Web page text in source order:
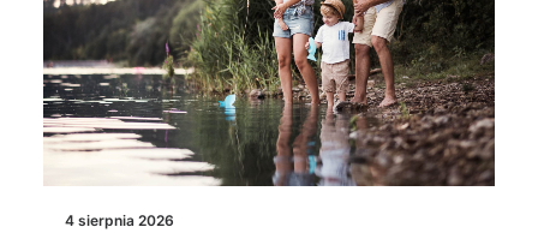
4 sierpnia 2026